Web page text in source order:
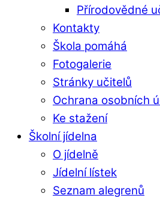
Přírodovědné
Kontakty
Škola pomáhá
Fotogalerie
Stránky učitelů
Ochrana osobních
Ke stažení
Školní jídelna
O jídelně
Jídelní lístek
Seznam alegrenů